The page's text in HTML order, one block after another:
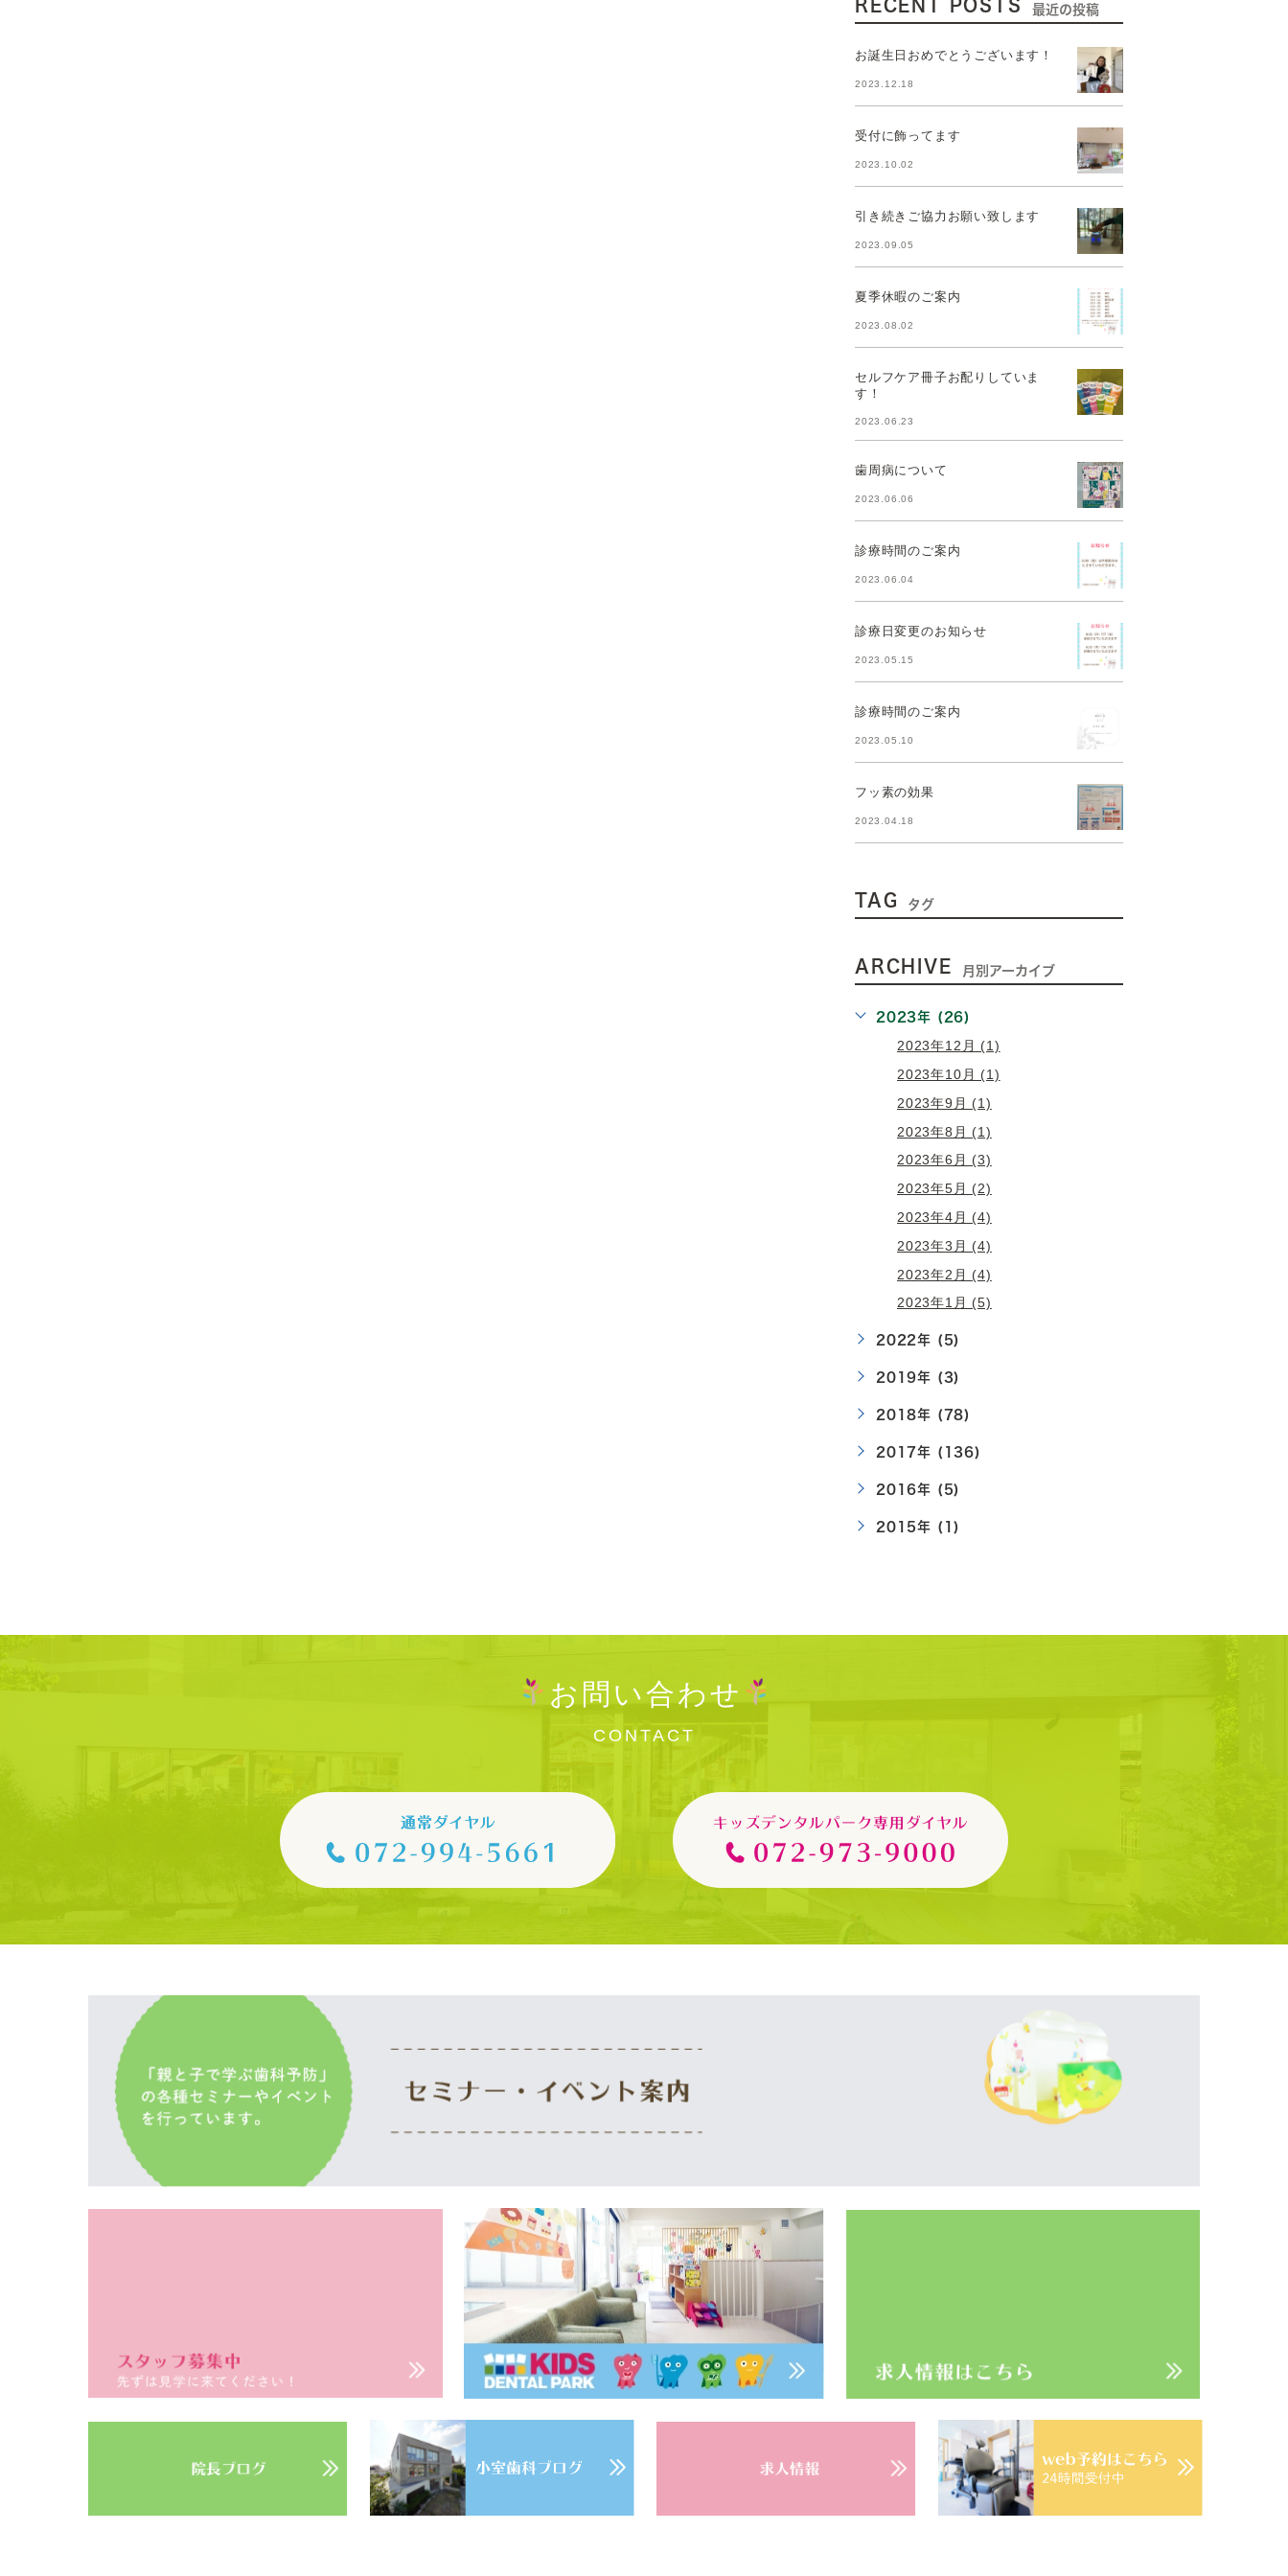
RECENT POSTS 最近の投稿
お誕生日おめでとうございます！
2023.12.18
受付に飾ってます
2023.10.02
引き続きご協力お願い致します
2023.09.05
夏季休暇のご案内
2023.08.02
セルフケア冊子お配りしていま
す！
2023.06.23
歯周病について
2023.06.06
診療時間のご案内
2023.06.04
診療日変更のお知らせ
2023.05.15
診療時間のご案内
2023.05.10
フッ素の効果
2023.04.18
TAG タグ
ARCHIVE 月別アーカイブ
2023年 (26)
2023年12月 (1)
2023年10月 (1)
2023年9月 (1)
2023年8月 (1)
2023年6月 (3)
2023年5月 (2)
2023年4月 (4)
2023年3月 (4)
2023年2月 (4)
2023年1月 (5)
2022年 (5)
2019年 (3)
2018年 (78)
2017年 (136)
2016年 (5)
2015年 (1)
お問い合わせ
CONTACT